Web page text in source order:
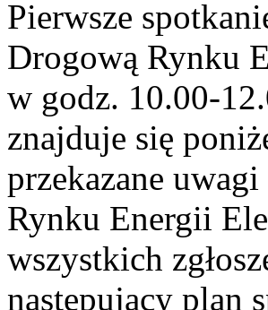
Pierwsze
Drogową Rynku
w godz. 10.00-
znajduje się
przekazane
Rynku Energii
wszystkich
następujący plan